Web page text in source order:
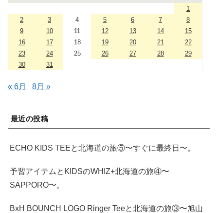
1
2
3 4 5 6 7
8
9
10 11 12 13 14
15
16
17 18 19 20 21
22
23
24 25 26 27 28
29
30
31
« 6月 8月 »
最近の投稿
ECHO KIDS TEEと北海道の旅⑤〜すぐに最終日〜。
予習アイテムとKIDSのWHIZ+北海道の旅④〜
SAPPORO〜。
BxH BOUNCH LOGO Ringer Teeと北海道の旅③〜旭山